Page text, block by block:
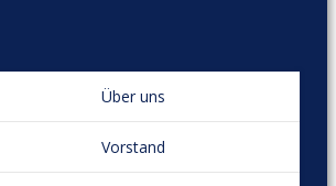
Über uns
Vorstand